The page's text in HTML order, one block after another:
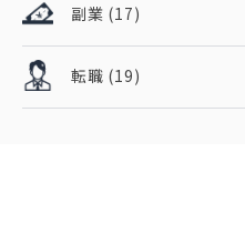
副業 (17)
転職 (19)